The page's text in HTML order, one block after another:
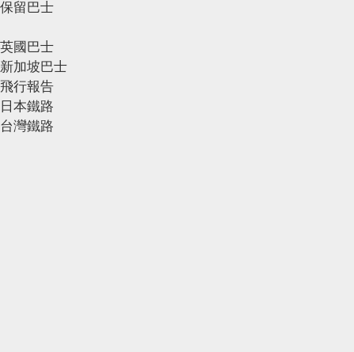
保留巴士
英國巴士
新加坡巴士
飛行報告
日本鐵路
台灣鐵路